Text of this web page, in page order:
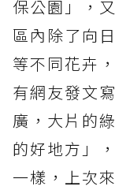
保公園」，
區內除了向
等不同花卉
有網友發文
廣，大片的
的好地方」
一樣，上次